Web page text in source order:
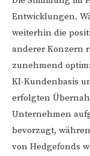
Entwicklungen.
weiterhin die
anderer Konzern
zunehmend
KI-Kundenbasis
erfolgten
Unternehmen
bevorzugt,
von Hedgefonds